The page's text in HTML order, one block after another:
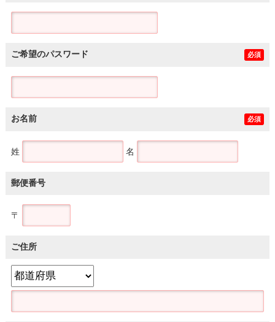
ご希望のパスワード 必須
お名前 必須
姓 名
郵便番号
〒
ご住所